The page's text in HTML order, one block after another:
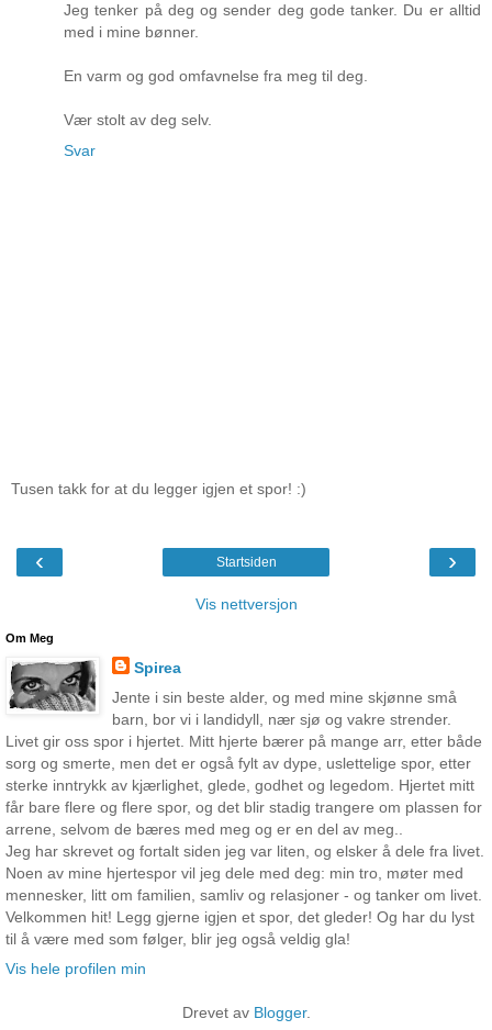
Jeg tenker på deg og sender deg gode tanker. Du er alltid
med i mine bønner.
En varm og god omfavnelse fra meg til deg.
Vær stolt av deg selv.
Svar
Tusen takk for at du legger igjen et spor! :)
‹ ›
Startsiden
Vis nettversjon
Om Meg
Spirea
Jente i sin beste alder, og med mine skjønne små
barn, bor vi i landidyll, nær sjø og vakre strender.
Livet gir oss spor i hjertet. Mitt hjerte bærer på mange arr, etter både
sorg og smerte, men det er også fylt av dype, uslettelige spor, etter
sterke inntrykk av kjærlighet, glede, godhet og legedom. Hjertet mitt
får bare flere og flere spor, og det blir stadig trangere om plassen for
arrene, selvom de bæres med meg og er en del av meg..
Jeg har skrevet og fortalt siden jeg var liten, og elsker å dele fra livet.
Noen av mine hjertespor vil jeg dele med deg: min tro, møter med
mennesker, litt om familien, samliv og relasjoner - og tanker om livet.
Velkommen hit! Legg gjerne igjen et spor, det gleder! Og har du lyst
til å være med som følger, blir jeg også veldig gla!
Vis hele profilen min
Drevet av Blogger.